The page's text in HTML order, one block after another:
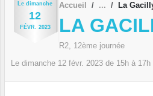
Le dimanche
12
FÉVR. 2023
Accueil La
LA
R2, 12ème journée
Le dimanche 12 févr. 2023 de 15h à 17h